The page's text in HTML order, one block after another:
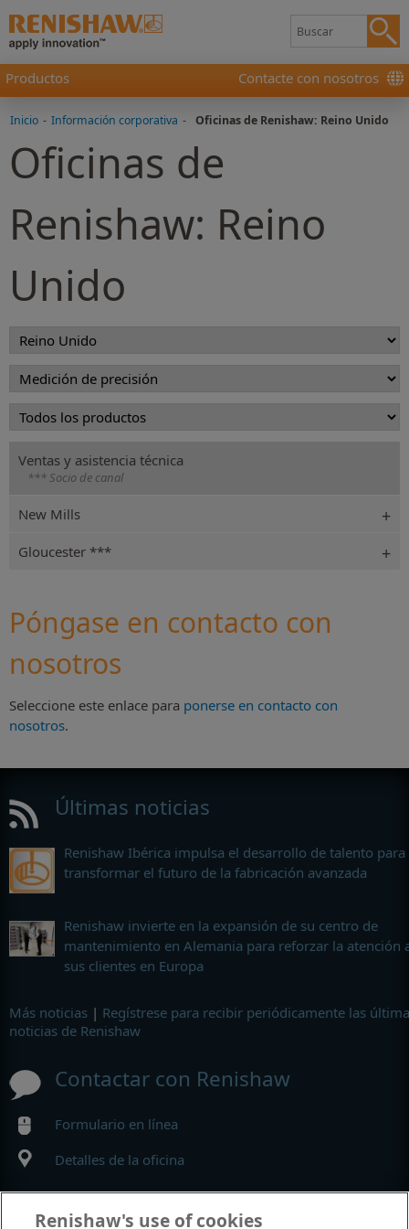
Productos Contacte con nosotros
Inicio - Información corporativa - Oficinas de Renishaw: Reino Unido
Oficinas de
Renishaw: Reino
Unido
Ventas y asistencia técnica
*** Socio de canal
New Mills
Gloucester ***
Póngase en contacto con
nosotros
Seleccione este enlace para ponerse en contacto con
nosotros.
Últimas noticias
Renishaw Ibérica impulsa el desarrollo de talento para
transformar el futuro de la fabricación avanzada
Renishaw invierte en la expansión de su centro de
mantenimiento en Alemania para reforzar la atención
sus clientes en Europa
Más noticias | Regístrese para recibir periódicamente las
noticias de Renishaw
Contactar con Renishaw
Formulario en línea
Detalles de la oficina
MyRenishaw
Renishaw's use of cookies